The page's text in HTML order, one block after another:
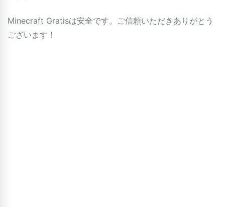
Minecraft Gratisは安全です。ご信頼いただきありがとう
ございます！